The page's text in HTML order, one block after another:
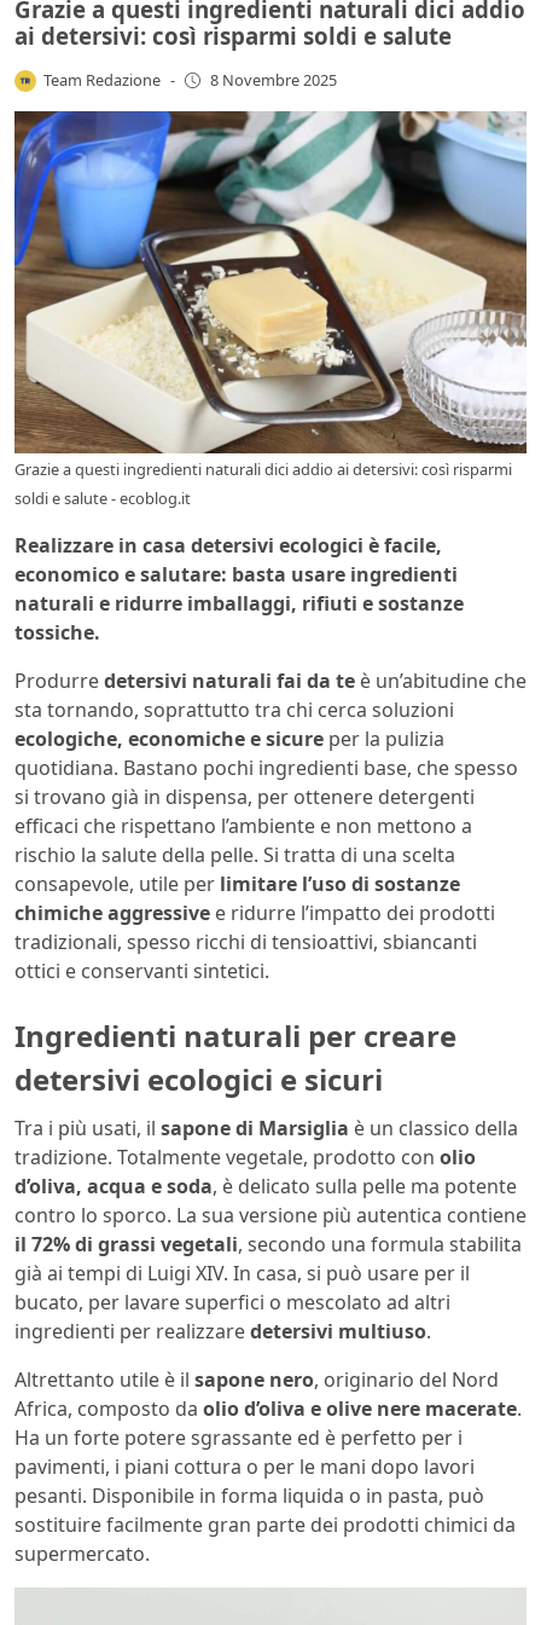
Grazie a questi ingredienti naturali dici addio
ai detersivi: così risparmi soldi e salute
Team Redazione - 8 Novembre 2025
Grazie a questi ingredienti naturali dici addio ai detersivi: così risparmi
soldi e salute - ecoblog.it
Realizzare in casa detersivi ecologici è facile,
economico e salutare: basta usare ingredienti
naturali e ridurre imballaggi, rifiuti e sostanze
tossiche.
Produrredetersivi naturali fai da te è un’abitudine che
sta tornando, soprattutto tra chi cerca soluzioni
ecologiche, economiche e sicure per la pulizia
quotidiana. Bastano pochi ingredienti base, che spesso
si trovano già in dispensa, per ottenere detergenti
efficaci che rispettano l’ambiente e non mettono a
rischio la salute della pelle. Si tratta di una scelta
consapevole, utile per limitare l’uso di sostanze
chimiche aggressive e ridurre l’impatto dei prodotti
tradizionali, spesso ricchi di tensioattivi, sbiancanti
ottici e conservanti sintetici.
Ingredienti naturali per creare
detersivi ecologici e sicuri
Tra i più usati, il sapone di Marsiglia è un classico della
tradizione. Totalmente vegetale, prodotto con olio
d’oliva, acqua e soda, è delicato sulla pelle ma potente
contro lo sporco. La sua versione più autentica contiene
il 72% di grassi vegetali, secondo una formula stabilita
già ai tempi di Luigi XIV. In casa, si può usare per il
bucato, per lavare superfici o mescolato ad altri
ingredienti per realizzaredetersivi multiuso.
Altrettanto utile è il sapone nero, originario del Nord
Africa, composto da olio d’oliva e olive nere macerate.
Ha un forte potere sgrassante ed è perfetto per i
pavimenti, i piani cottura o per le mani dopo lavori
pesanti. Disponibile in forma liquida o in pasta, può
sostituire facilmente gran parte dei prodotti chimici da
supermercato.